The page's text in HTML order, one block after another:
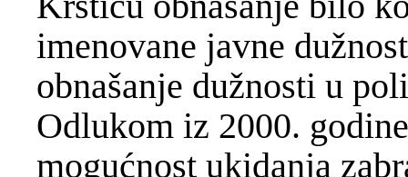
imenovane javne
obnašanje dužnosti u
Odlukom iz 2000.
mogućnost ukidanja